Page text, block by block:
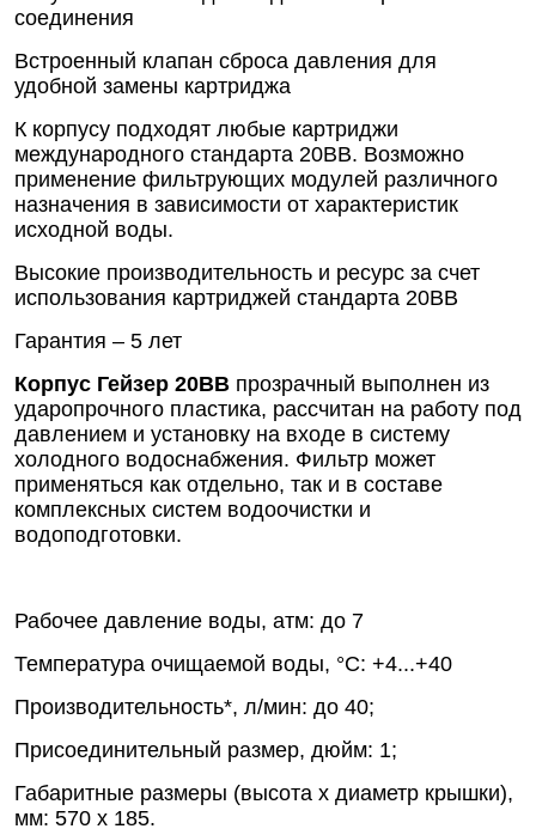
соединения
Встроенный клапан сброса давления для
удобной замены картриджа
К корпусу подходят любые картриджи
международного стандарта 20BB. Возможно
применение фильтрующих модулей различного
назначения в зависимости от характеристик
исходной воды.
Высокие производительность и ресурс за счет
использования картриджей стандарта 20BB
Гарантия – 5 лет
Корпус Гейзер 20BB прозрачный выполнен из
ударопрочного пластика, рассчитан на работу под
давлением и установку на входе в систему
холодного водоснабжения. Фильтр может
применяться как отдельно, так и в составе
комплексных систем водоочистки и
водоподготовки.
Рабочее давление воды, атм: до 7
Температура очищаемой воды, °С: +4...+40
Производительность*, л/мин: до 40;
Присоединительный размер, дюйм: 1;
Габаритные размеры (высота x диаметр крышки),
мм: 570 x 185.